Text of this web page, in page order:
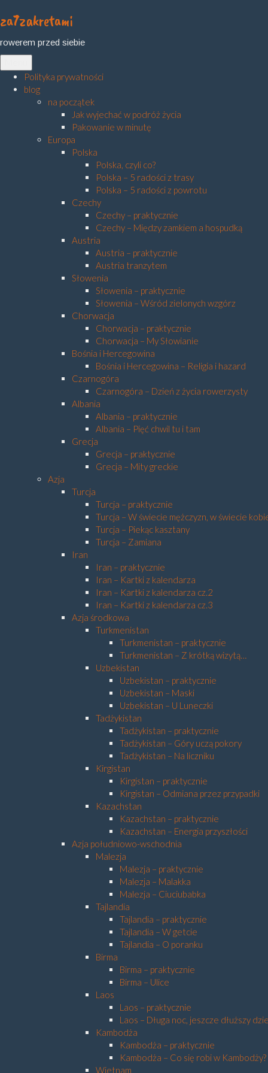
Skip
content
za7zakretami
rowerem przed siebie
Polityka prywatności
blog
na początek
Jak wyjechać w podróż życia
Pakowanie w minutę
Europa
Polska
Polska, czyli co?
Polska – 5 radości z trasy
Polska – 5 radości z powrotu
Czechy
Czechy – praktycznie
Czechy – Między zamkiem a hospudką
Austria
Austria – praktycznie
Austria tranzytem
Słowenia
Słowenia – praktycznie
Słowenia – Wśród zielonych wzgórz
Chorwacja
Chorwacja – praktycznie
Chorwacja – My Słowianie
Bośnia i Hercegowina
Bośnia i Hercegowina – Religia i hazard
Czarnogóra
Czarnogóra – Dzień z życia rowerzysty
Albania
Albania – praktycznie
Albania – Pięć chwil tu i tam
Grecja
Grecja – praktycznie
Grecja – Mity greckie
Azja
Turcja
Turcja – praktycznie
Turcja – W świecie mężczyzn, w świecie
Turcja – Piekąc kasztany
Turcja – Zamiana
Iran
Iran – praktycznie
Iran – Kartki z kalendarza
Iran – Kartki z kalendarza cz.2
Iran – Kartki z kalendarza cz.3
Azja środkowa
Turkmenistan
Turkmenistan – praktycznie
Turkmenistan – Z krótką wizytą…
Uzbekistan
Uzbekistan – praktycznie
Uzbekistan – Maski
Uzbekistan – U Luneczki
Tadżykistan
Tadżykistan – praktycznie
Tadżykistan – Góry uczą pokory
Tadżykistan – Na liczniku
Kirgistan
Kirgistan – praktycznie
Kirgistan – Odmiana przez przypadki
Kazachstan
Kazachstan – praktycznie
Kazachstan – Energia przyszłości
Azja południowo-wschodnia
Malezja
Malezja – praktycznie
Malezja – Malakka
Malezja – Ciuciubabka
Tajlandia
Tajlandia – praktycznie
Tajlandia – W getcie
Tajlandia – O poranku
Birma
Birma – praktycznie
Birma – Ulice
Laos
Laos – praktycznie
Laos – Długa noc, jeszcze dłuższy
Kambodża
Kambodża – praktycznie
Kambodża – Co się robi w Kambodży?
Wietnam